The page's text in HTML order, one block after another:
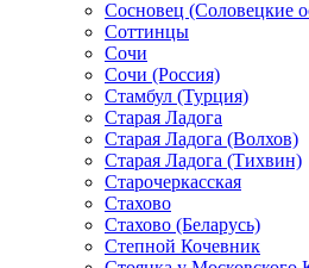
Сосновец (Соловецкие
Соттинцы
Сочи
Сочи (Россия)
Стамбул (Турция)
Старая Ладога
Старая Ладога (Волхов)
Старая Ладога (Тихвин)
Старочеркасская
Стахово
Стахово (Беларусь)
Степной Кочевник